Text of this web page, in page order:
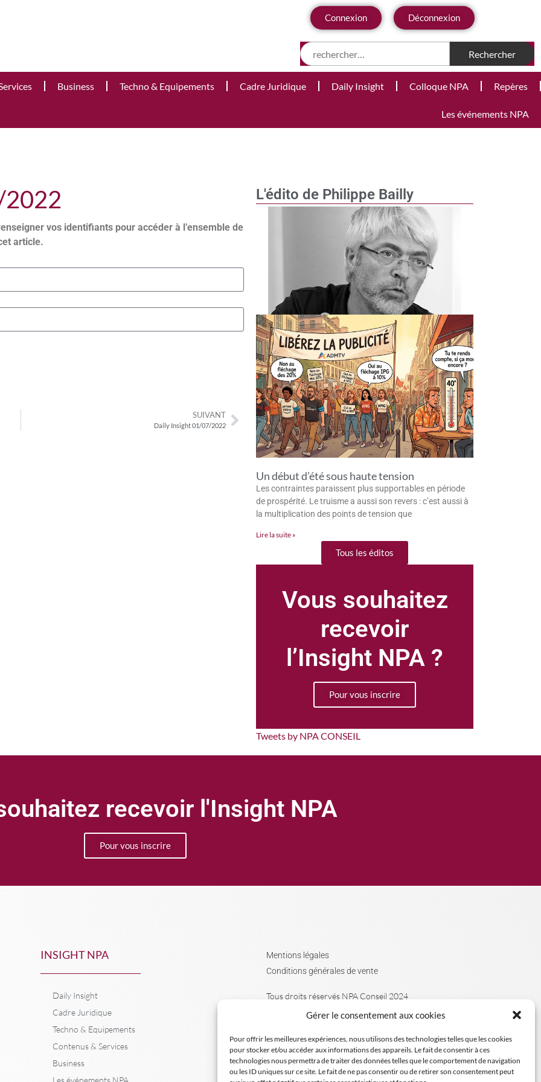
Gérer le consentement aux cookies
Pour offrir les meilleures expériences, nous utilisons des technologies telles que les cookies
pour stocker et/ou accéder aux informations des appareils. Le fait de consentir à ces
technologies nous permettra de traiter des données telles que le comportement de navigation
ou les ID uniques sur ce site. Le fait de ne pas consentir ou de retirer son consentement peut
Connexion Déconnexion
Business Techno & Equipements Cadre Juridique Daily Insight Colloque NPA Repères
Les événements NPA
L'édito de Philippe Bailly
Un début d’été sous haute tension
Les contraintes paraissent plus supportables en période
de prospérité. Le truisme a aussi son revers : c’est aussi à
la multiplication des points de tension que
Lire la suite »
Tous les éditos
Vous souhaitez
recevoir
l’Insight NPA ?
Pour vous inscrire
Tweets by NPA CONSEIL
2022
vos identifiants pour accéder à l’ensemble de
article.
SUIVANT
Daily Insight 01/07/2022
recevoir l'Insight NPA
Pour vous inscrire
INSIGHT NPA
Daily Insight
Cadre Juridique
Techno & Equipements
Contenus & Services
Business
Mentions légales
Conditions générales de vente
Tous droits réservés NPA Conseil 2024